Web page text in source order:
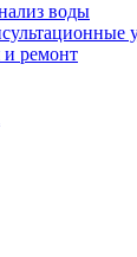
воды
ремонт